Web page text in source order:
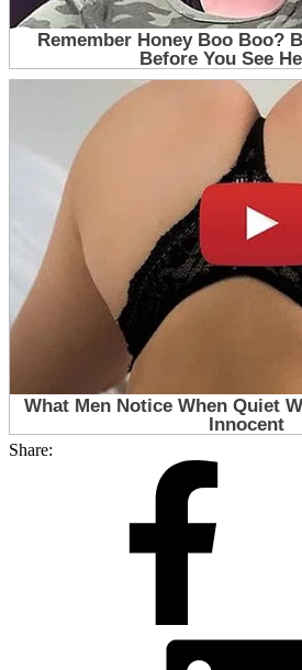
Share: